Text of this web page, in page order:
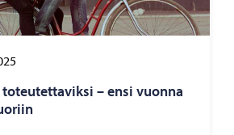
– ensi vuon­na